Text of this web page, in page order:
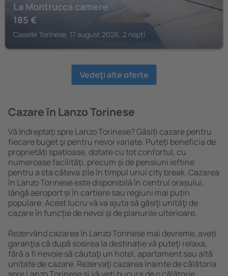
La Montrucca camere
185 €
Caselle Torinese, 17 august 2026, 2 nopți
Vedeţi alte oferte
Cazare în Lanzo Torinese
Vă ȋndreptaţi spre Lanzo Torinese? Găsiți cazare pentru
fiecare buget şi pentru nevoi variate. Puteți beneficia de
proprietăți spațioase, dotate cu tot confortul, cu
numeroase facilități, precum și de pensiuni ieftine
pentru a sta câteva zile în timpul unui city break. Cazarea
în Lanzo Torinese este disponibilă în centrul orașului,
lângă aeroport și în cartiere sau regiuni mai puțin
populare. Acest lucru vă va ajuta să găsiţi unităţi de
cazare în funcție de nevoi și de planurile ulterioare.
Rezervând cazarea în Lanzo Torinese mai devreme, aveți
garanţia că după sosirea la destinație vă puteţi relaxa,
fără a fi nevoie să căutaţi un hotel, apartament sau altă
unitate de cazare. Rezervaţi cazarea înainte de călătoria